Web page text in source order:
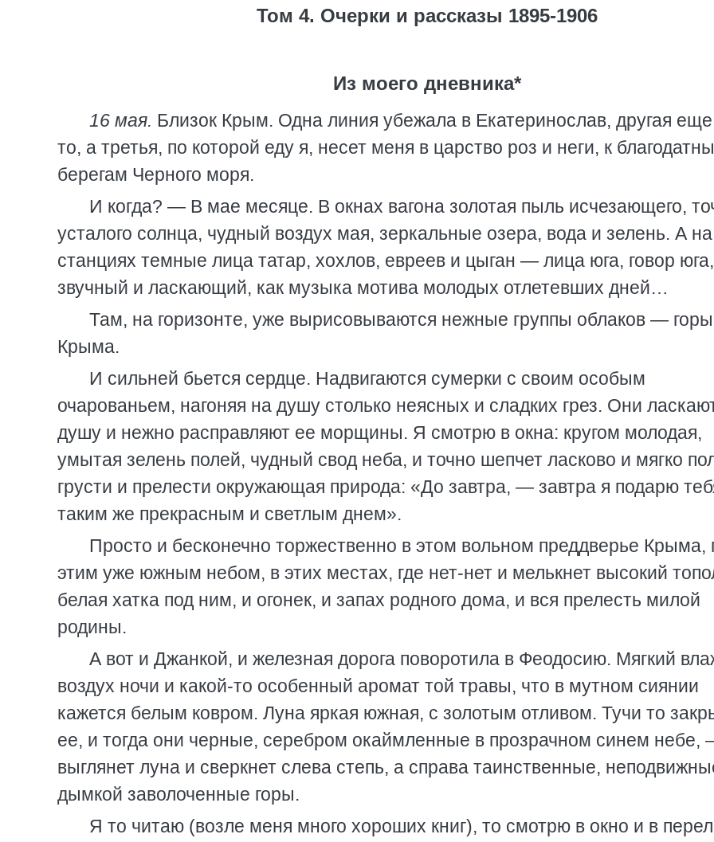
Том 4. Очерки и рассказы 1895-1906
Из моего дневника*
16 мая. Близок Крым. Одна линия убежала в Екатеринослав, другая еще
то, а третья, по которой еду я, несет меня в царство роз и неги, к
берегам Черного моря.
И когда? — В мае месяце. В окнах вагона золотая пыль исчезающего,
усталого солнца, чудный воздух мая, зеркальные озера, вода и зелень. А на
станциях темные лица татар, хохлов, евреев и цыган — лица юга, говор юга,
звучный и ласкающий, как музыка мотива молодых отлетевших дней…
Там, на горизонте, уже вырисовываются нежные группы облаков — горы
Крыма.
И сильней бьется сердце. Надвигаются сумерки с своим особым
очарованьем, нагоняя на душу столько неясных и сладких грез. Они
душу и нежно расправляют ее морщины. Я смотрю в окна: кругом молодая,
умытая зелень полей, чудный свод неба, и точно шепчет ласково и мягко
грусти и прелести окружающая природа: «До завтра, — завтра я подарю
таким же прекрасным и светлым днем».
Просто и бесконечно торжественно в этом вольном преддверье Крыма,
этим уже южным небом, в этих местах, где нет-нет и мелькнет высокий
белая хатка под ним, и огонек, и запах родного дома, и вся прелесть милой
родины.
А вот и Джанкой, и железная дорога поворотила в Феодосию. Мягкий
воздух ночи и какой-то особенный аромат той травы, что в мутном сиянии
кажется белым ковром. Луна яркая южная, с золотым отливом. Тучи то
ее, и тогда они черные, серебром окаймленные в прозрачном синем небе,
выглянет луна и сверкнет слева степь, а справа таинственные,
дымкой заволоченные горы.
Я то читаю (возле меня много хороших книг), то смотрю в окно и в